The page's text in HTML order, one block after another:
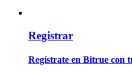
Información
Análisis de big data que
Registrar
Regístrate en Bitrue con